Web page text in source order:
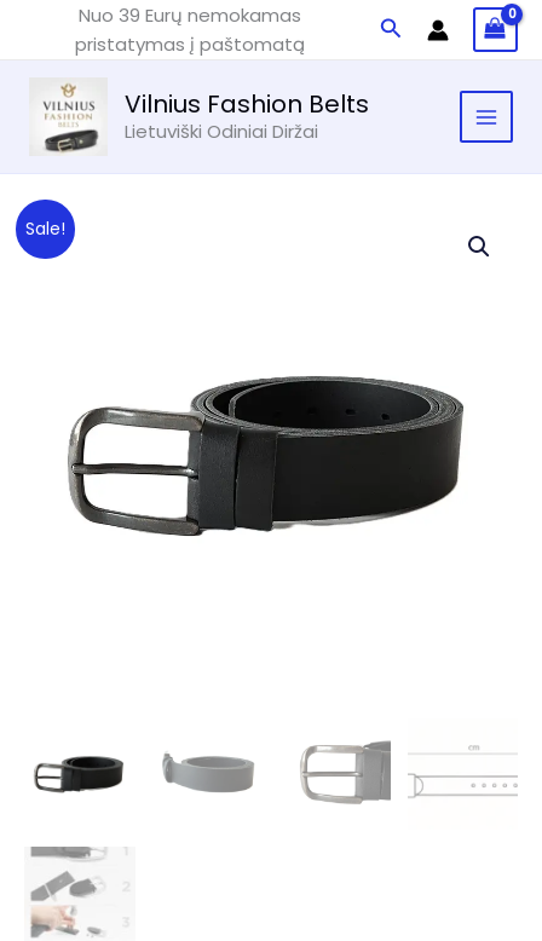
Nuo 39 Eurų nemokamas
pristatymas į paštomatą
Paieška
Vilnius Fashion Belts
Lietuviški Odiniai Diržai
Sale!